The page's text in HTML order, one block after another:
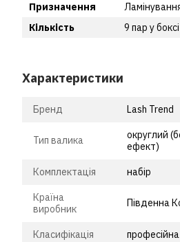
Призначення
Кількість
9 пар у боксі
Характеристики
Бренд Lash Trend
Тип валика
округлий
ефект)
Комплектація набір
Країна
виробник
Південна
Класифікація професійна